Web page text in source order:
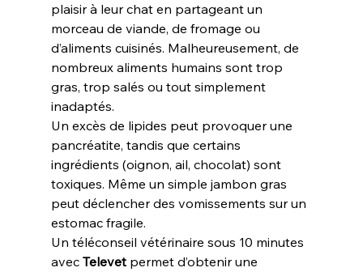
plaisir à leur chat en partageant un
morceau de viande, de fromage ou
d’aliments cuisinés. Malheureusement, de
nombreux aliments humains sont trop
gras, trop salés ou tout simplement
inadaptés.
Un excès de lipides peut provoquer une
pancréatite, tandis que certains
ingrédients (oignon, ail, chocolat) sont
toxiques. Même un simple jambon gras
peut déclencher des vomissements sur un
estomac fragile.
Un téléconseil vétérinaire sous 10 minutes
avec Televet permet d’obtenir une